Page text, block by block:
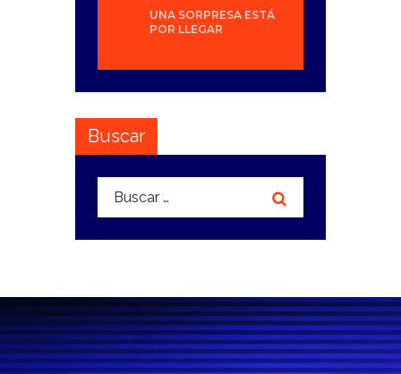
UNA SORPRESA ESTÁ
POR LLEGAR
Buscar
Buscar: